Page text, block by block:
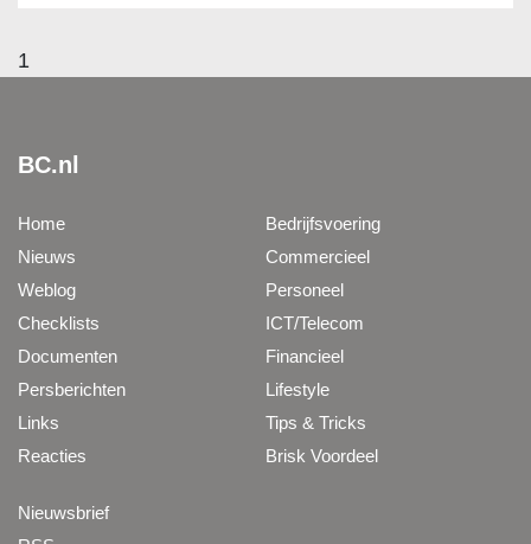
1
BC.nl
Home
Nieuws
Weblog
Checklists
Documenten
Persberichten
Links
Reacties
Bedrijfsvoering
Commercieel
Personeel
ICT/Telecom
Financieel
Lifestyle
Tips & Tricks
Brisk Voordeel
Nieuwsbrief